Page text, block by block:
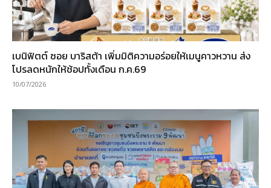
เบนิฟิตต์ ซอย บาริสต้า เพิ่มมิติความอร่อยให้เมนูคาวหวาน ส่ง
โปรลดหนักให้ช้อปทั้งเดือน ก.ค.69
10/07/2026